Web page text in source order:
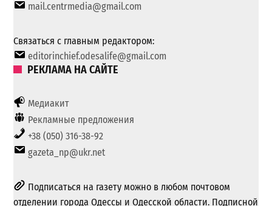
mail.centrmedia@gmail.com
Связаться с главным редактором:
editorinchief.odesalife@gmail.com
РЕКЛАМА НА САЙТЕ
Медиакит
Рекламные предложения
+38 (050) 316-38-92
gazeta_np@ukr.net
Подписаться на газету можно в любом почтовом
отделении города Одессы и Одесской области. Подписной